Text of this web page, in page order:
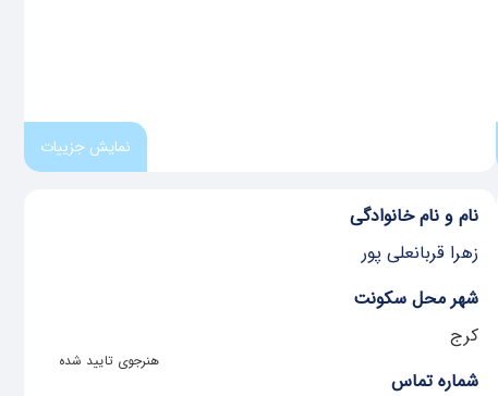
نمایش جزییات
هنرجوی تایید شده
نام و نام خانوادگی
زهرا قربانعلی پور
شهر محل سکونت
کرج
شماره تماس